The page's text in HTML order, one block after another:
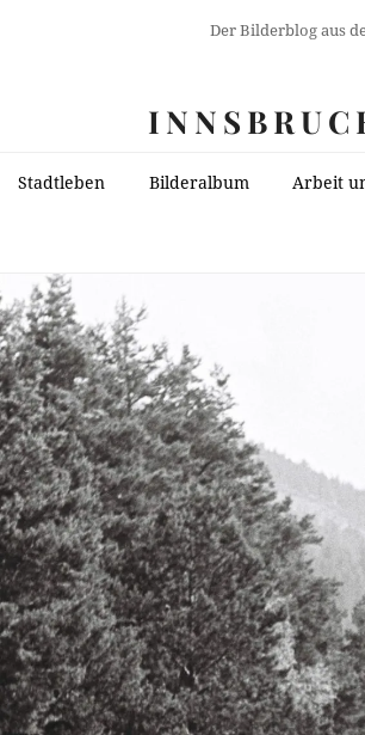
Der Bilderblog aus
Stadtleben Bilderalbum Arbeit